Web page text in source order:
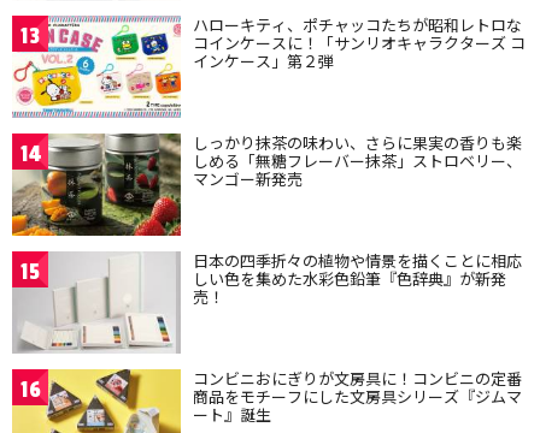
13 ハローキティ、ポチャッコたちが昭和レトロな
コインケースに！「サンリオキャラクターズ コ
インケース」第２弾
14 しっかり抹茶の味わい、さらに果実の香りも楽
しめる「無糖フレーバー抹茶」ストロベリー、
マンゴー新発売
15 日本の四季折々の植物や情景を描くことに相応
しい色を集めた水彩色鉛筆『色辞典』が新発
売！
16 コンビニおにぎりが文房具に！コンビニの定番
商品をモチーフにした文房具シリーズ『ジムマ
ート』誕生